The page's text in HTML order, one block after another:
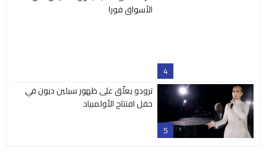
4
الأسواق فورا
5
ترودو يعلّق على ظهور سيلين ديون في
حفل افتتاح الأولمبياد